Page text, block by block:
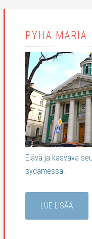
PYHÄ MARIA
Elävä ja kasvava
sydämessä.
LUE LISÄÄ